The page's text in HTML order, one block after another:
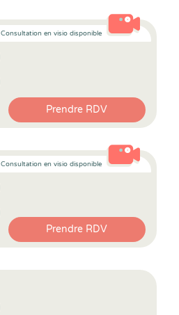
Consultation en visio disponible
Prendre RDV
Consultation en visio disponible
Prendre RDV